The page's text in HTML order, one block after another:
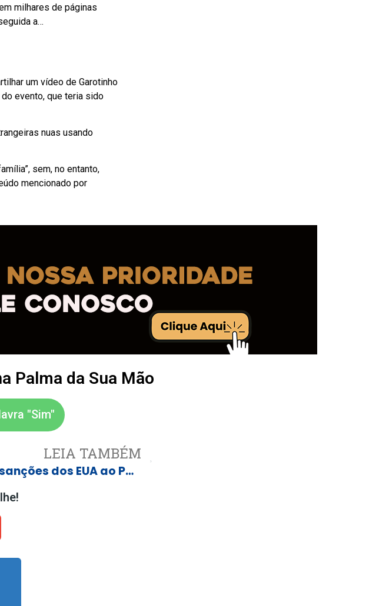
milhares de páginas
a…
um vídeo de Garotinho
evento, que teria sido
nuas usando
sem, no entanto,
mencionado por
Palma da Sua Mão
"Sim"
LEIA TAMBÉM
Tarcísio elogia sanções dos EUA ao PCC e reforça combate ao crime